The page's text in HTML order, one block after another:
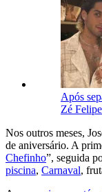
Após
Zé
Nos outros meses,
de aniversário. A
Chefinho”, seguida
piscina, Carnaval,